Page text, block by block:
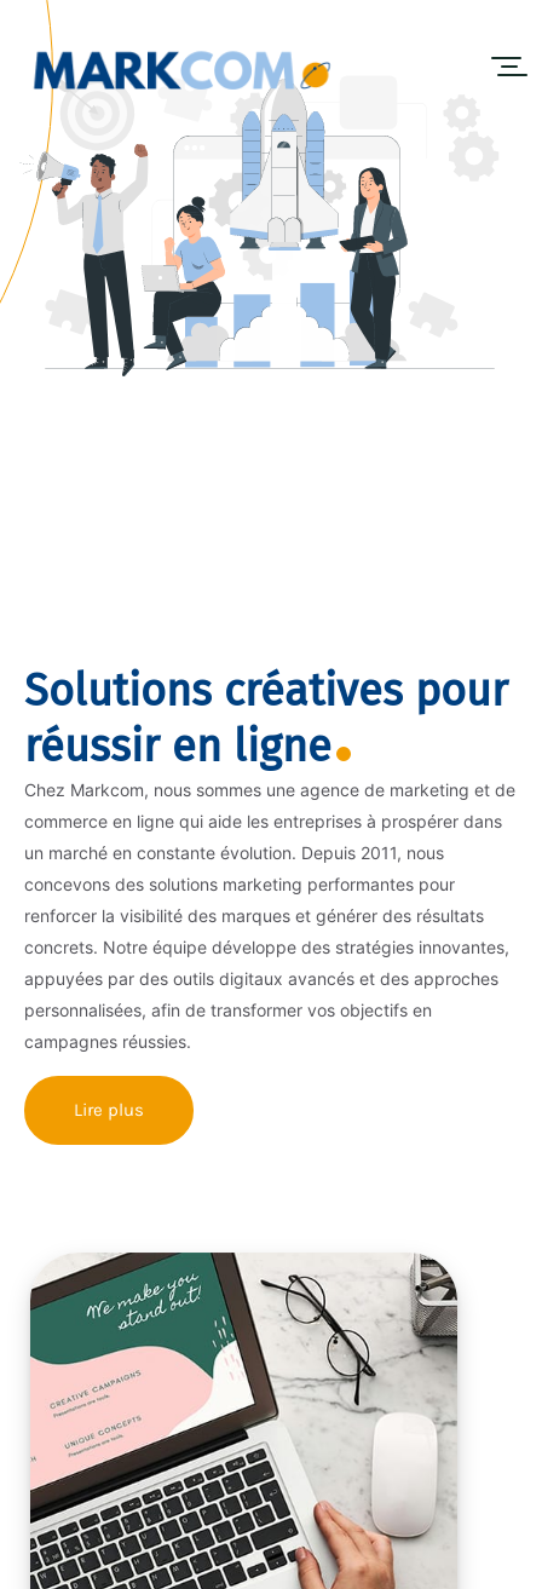
Solutions créatives pour
réussir en ligne
Chez Markcom, nous sommes une agence de marketing et de
commerce en ligne qui aide les entreprises à prospérer dans
un marché en constante évolution. Depuis 2011, nous
concevons des solutions marketing performantes pour
renforcer la visibilité des marques et générer des résultats
concrets. Notre équipe développe des stratégies innovantes,
appuyées par des outils digitaux avancés et des approches
personnalisées, afin de transformer vos objectifs en
campagnes réussies.
Lire plus